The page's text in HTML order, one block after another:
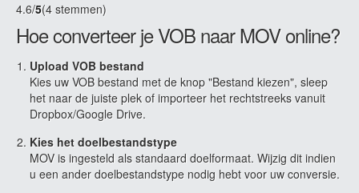
4.6/5(4 stemmen)
Hoe converteer je VOB naar MOV online?
Upload VOB bestand
Kies uw VOB bestand met de knop "Bestand kiezen", sleep
het naar de juiste plek of importeer het rechtstreeks vanuit
Dropbox/Google Drive.
Kies het doelbestandstype
MOV is ingesteld als standaard doelformaat. Wijzig dit indien
u een ander doelbestandstype nodig hebt voor uw conversie.